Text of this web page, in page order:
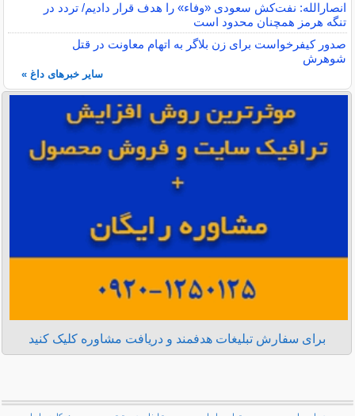
انصارالله: نفت‌کش سعودی «وفاء» را هدف قرار دادیم/ تردد در
تنگه هرمز همچنان محدود است
صدور کیفرخواست برای زن بلاگر به اتهام معاونت در قتل
شوهرش
سایر خبرهای داغ »
برای سفارش تبلیغات هدفمند و دریافت مشاوره کلیک کنید